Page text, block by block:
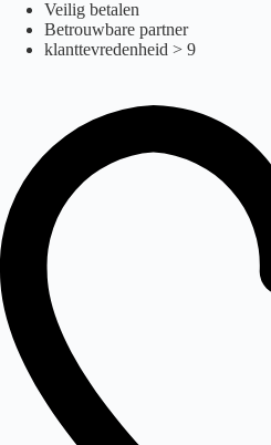
naar
Veilig betalen
Betrouwbare partner
klanttevredenheid > 9